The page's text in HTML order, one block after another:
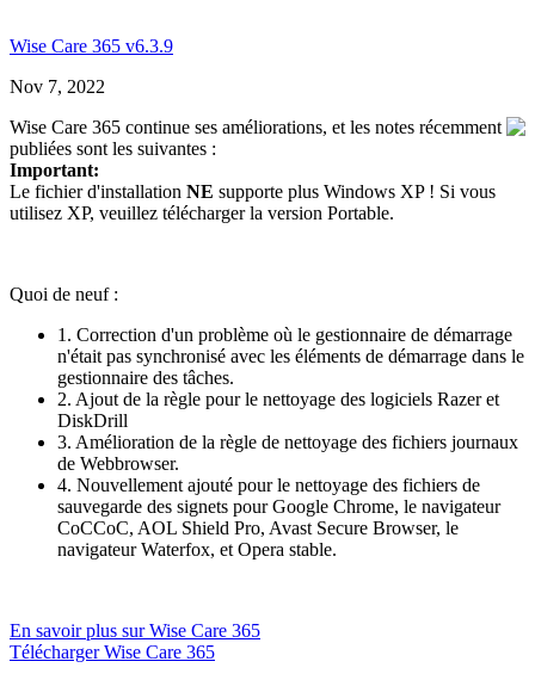
Wise Care 365 v6.3.9
Nov 7, 2022
Wise Care 365 continue ses améliorations, et les notes récemment
publiées sont les suivantes :
Important:
Le fichier d'installation NE supporte plus Windows XP ! Si vous
utilisez XP, veuillez télécharger la version Portable.
Quoi de neuf :
1. Correction d'un problème où le gestionnaire de démarrage
n'était pas synchronisé avec les éléments de démarrage dans le
gestionnaire des tâches.
2. Ajout de la règle pour le nettoyage des logiciels Razer et
DiskDrill
3. Amélioration de la règle de nettoyage des fichiers journaux
de Webbrowser.
4. Nouvellement ajouté pour le nettoyage des fichiers de
sauvegarde des signets pour Google Chrome, le navigateur
CoCCoC, AOL Shield Pro, Avast Secure Browser, le
navigateur Waterfox, et Opera stable.
En savoir plus sur Wise Care 365
Télécharger Wise Care 365